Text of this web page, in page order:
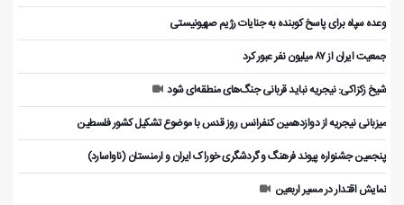
وعده سپاه برای پاسخ کوبنده به جنایات رژیم صهیونیستی
جمعیت ایران از ۸۷ میلیون نفر عبور کرد
شیخ زکزاکی: نیجریه نباید قربانی جنگ‌های منطقه‌ای شود
میزبانی نیجریه از دوازدهمین کنفرانس روز قدس با موضوع تشکیل کشور فلسطین
پنجمین جشنواره پیوند فرهنگ و گردشگر‌ی خوراک ایران و ارمنستان (ناواسارد)
نمایش اقتدار در مسیر اربعین